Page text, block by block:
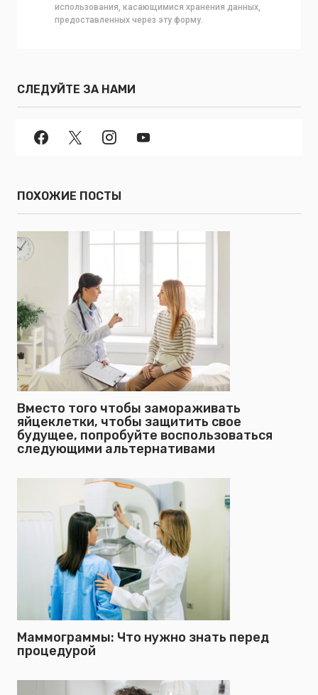
использования, касающимися хранения данных,
предоставленных через эту форму.
СЛЕДУЙТЕ ЗА НАМИ
ПОХОЖИЕ ПОСТЫ
Вместо того чтобы замораживать
яйцеклетки, чтобы защитить свое
будущее, попробуйте воспользоваться
следующими альтернативами
Маммограммы: Что нужно знать перед
процедурой